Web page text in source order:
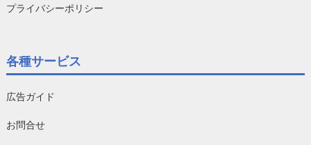
プライバシーポリシー
各種サービス
広告ガイド
お問合せ